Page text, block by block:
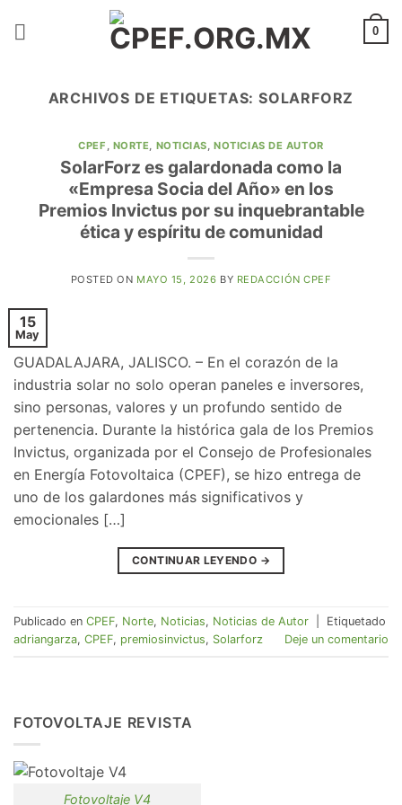
0
ARCHIVOS DE ETIQUETAS:SOLARFORZ
CPEF , NORTE, NOTICIAS,NOTICIAS DE AUTOR
​SolarForz es galardonada como la
«Empresa Socia del Año» en los
Premios Invictus por su inquebrantable
ética y espíritu de comunidad
POSTED ON MAYO 15, 2026 BY REDACCIÓN CPEF
15
May
​GUADALAJARA, JALISCO. – En el corazón de la
industria solar no solo operan paneles e inversores,
sino personas, valores y un profundo sentido de
pertenencia. Durante la histórica gala de los Premios
Invictus, organizada por el Consejo de Profesionales
en Energía Fotovoltaica (CPEF), se hizo entrega de
uno de los galardones más significativos y
emocionales […]
CONTINUAR LEYENDO →
Publicado en CPEF, Norte, Noticias, Noticias de Autor
Etiquetado
adriangarza, CPEF, premiosinvictus, Solarforz Deje un comentario
FOTOVOLTAJE REVISTA
Fotovoltaje V4